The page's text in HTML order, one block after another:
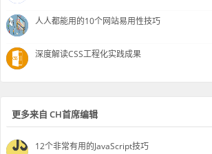
人人都能用的10个网站易用性技巧
深度解读CSS工程化实践成果
更多来自 CH首席编辑
12个非常有用的JavaScript技巧